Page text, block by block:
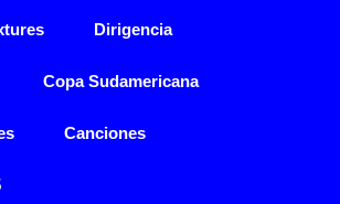
Dirigencia
Copa Sudamericana
Canciones